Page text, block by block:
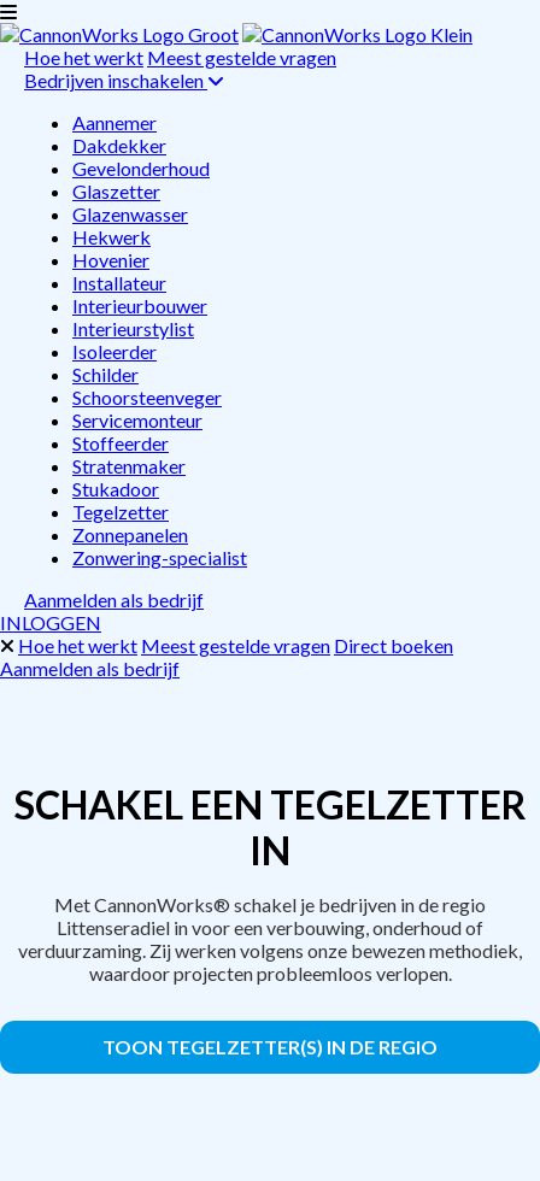
Hoe het werkt Meest gestelde vragen
Bedrijven inschakelen
Aannemer
Dakdekker
Gevelonderhoud
Glaszetter
Glazenwasser
Hekwerk
Hovenier
Installateur
Interieurbouwer
Interieurstylist
Isoleerder
Schilder
Schoorsteenveger
Servicemonteur
Stoffeerder
Stratenmaker
Stukadoor
Tegelzetter
Zonnepanelen
Zonwering-specialist
Aanmelden als bedrijf
INLOGGEN
Hoe het werkt Meest gestelde vragen Direct boeken
Aanmelden als bedrijf
SCHAKEL EEN TEGELZETTER
IN
Met CannonWorks® schakel je bedrijven in de regio
Littenseradiel in voor een verbouwing, onderhoud of
verduurzaming. Zij werken volgens onze bewezen methodiek,
waardoor projecten probleemloos verlopen.
TOON TEGELZETTER(S) IN DE REGIO